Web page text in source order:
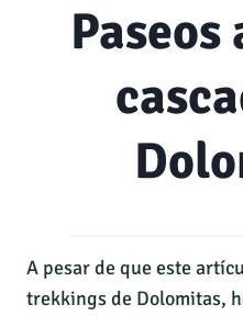
Paseos
A pesar de que este
trekkings de Dolomitas,